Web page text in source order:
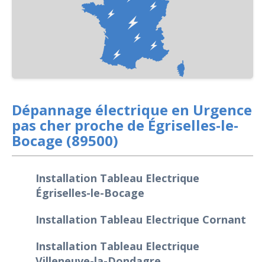
Dépannage électrique en Urgence
pas cher proche de Égriselles-le-
Bocage (89500)
Installation Tableau Electrique
Égriselles-le-Bocage
Installation Tableau Electrique Cornant
Installation Tableau Electrique